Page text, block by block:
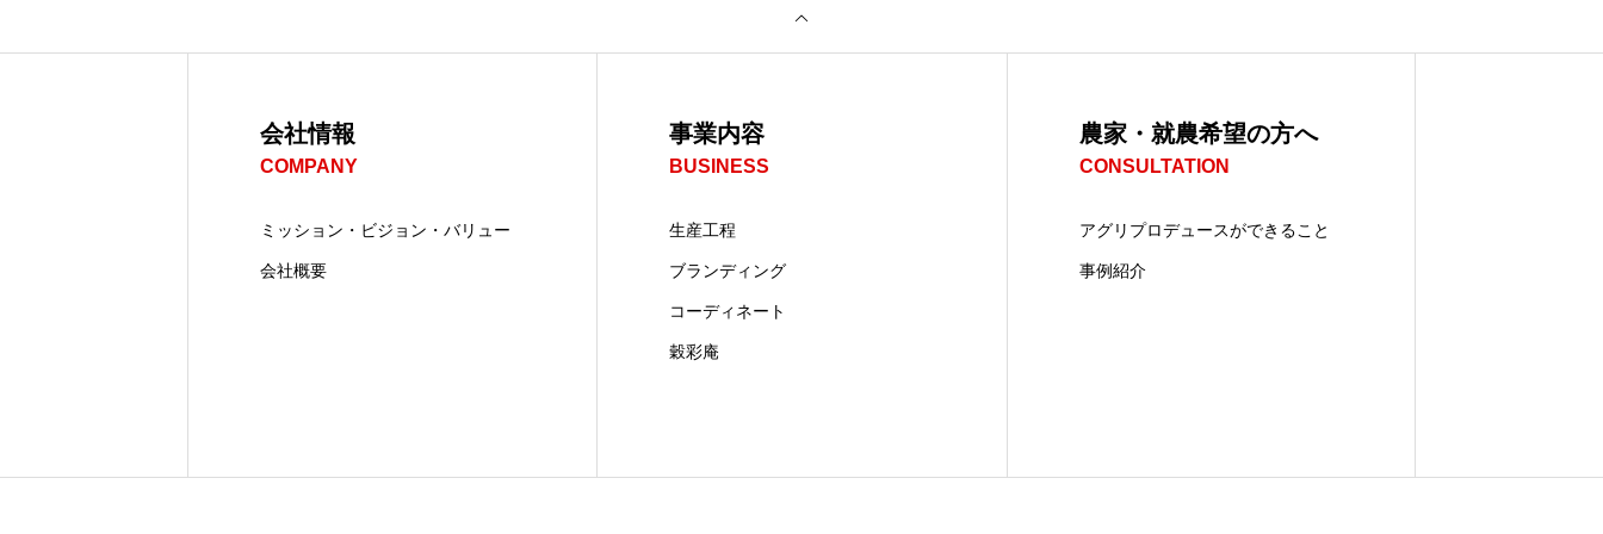
会社情報
COMPANY
ミッション・ビジョン・バリュー
会社概要
事業内容
BUSINESS
生産工程
ブランディング
コーディネート
穀彩庵
農家・就農希望の方へ
CONSULTATION
アグリプロデュースができること
事例紹介